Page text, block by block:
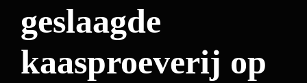
geslaagde
kaasproeverij op